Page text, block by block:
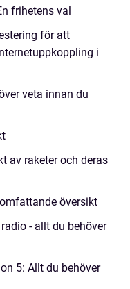
frihetens val
för att
i
veta innan du
av raketer och deras
översikt
- allt du behöver
5: Allt du behöver